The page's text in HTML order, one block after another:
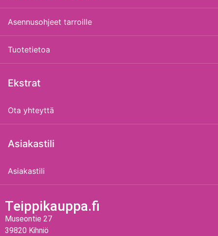
Asennusohjeet tarroille
Tuotetietoa
Ekstrat
Ota yhteyttä
Asiakastili
Asiakastili
Teippikauppa.fi
Museontie 27
39820 Kihniö